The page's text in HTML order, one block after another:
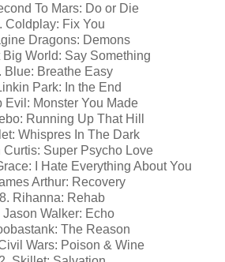
To Mars: Do or Die
Coldplay: Fix You
Dragons: Demons
Big World: Say Something
Blue: Breathe Easy
Park: In the End
Evil: Monster You Made
Running Up That Hill
Whispres In The Dark
Curtis: Super Psycho Love
I Hate Everything About You
Arthur: Recovery
Rihanna: Rehab
Jason Walker: Echo
The Reason
Wars: Poison & Wine